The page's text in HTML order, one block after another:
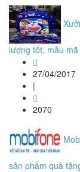
lượng tốt, mẫu
27/04/2017
|
2070
sản phẩm quà